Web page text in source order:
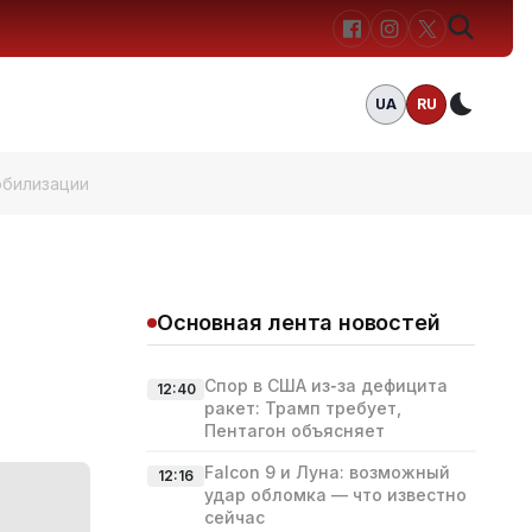
UA RU
Основная лента новостей
12:40 Спор в США из‑за дефицита
ракет: Трамп требует,
Пентагон объясняет
12:16
Falcon 9 и Луна: возможный
удар обломка — что известно
сейчас